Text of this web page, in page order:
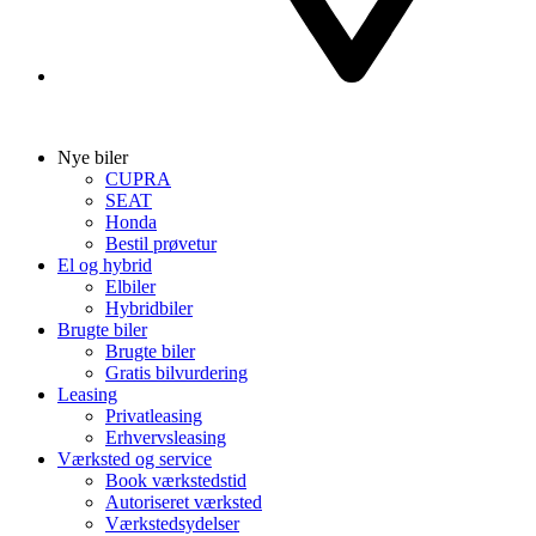
Nye biler
CUPRA
SEAT
Honda
Bestil prøvetur
El og hybrid
Elbiler
Hybridbiler
Brugte biler
Brugte biler
Gratis bilvurdering
Leasing
Privatleasing
Erhvervsleasing
Værksted og service
Book værkstedstid
Autoriseret værksted
Værkstedsydelser